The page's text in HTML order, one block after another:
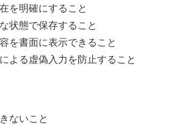
を明確にすること
状態で保存すること
を書面に表示できること
よる虚偽入力を防止すること
ないこと